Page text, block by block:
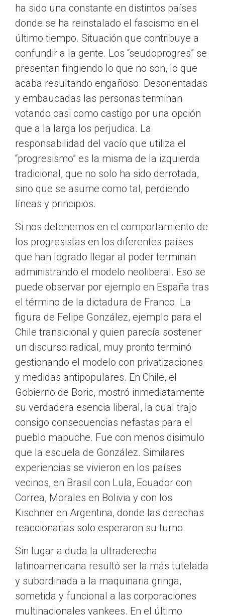
ha sido una constante en distintos países
donde se ha reinstalado el fascismo en el
último tiempo. Situación que contribuye a
confundir a la gente. Los “seudoprogres” se
presentan fingiendo lo que no son, lo que
acaba resultando engañoso. Desorientadas
y embaucadas las personas terminan
votando casi como castigo por una opción
que a la larga los perjudica. La
responsabilidad del vacío que utiliza el
“progresismo” es la misma de la izquierda
tradicional, que no solo ha sido derrotada,
sino que se asume como tal, perdiendo
líneas y principios.
Si nos detenemos en el comportamiento de
los progresistas en los diferentes países
que han logrado llegar al poder terminan
administrando el modelo neoliberal. Eso se
puede observar por ejemplo en España tras
el término de la dictadura de Franco. La
figura de Felipe González, ejemplo para el
Chile transicional y quien parecía sostener
un discurso radical, muy pronto terminó
gestionando el modelo con privatizaciones
y medidas antipopulares. En Chile, el
Gobierno de Boric, mostró inmediatamente
su verdadera esencia liberal, la cual trajo
consigo consecuencias nefastas para el
pueblo mapuche. Fue con menos disimulo
que la escuela de González. Similares
experiencias se vivieron en los países
vecinos, en Brasil con Lula, Ecuador con
Correa, Morales en Bolivia y con los
Kischner en Argentina, donde las derechas
reaccionarias solo esperaron su turno.
Sin lugar a duda la ultraderecha
latinoamericana resultó ser la más tutelada
y subordinada a la maquinaria gringa,
sometida y funcional a las corporaciones
multinacionales yankees. En el último